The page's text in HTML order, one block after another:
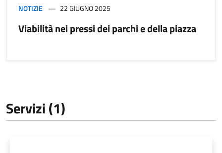
NOTIZIE 22 GIUGNO 2025
Viabilità nei pressi dei parchi e della piazza
Servizi (1)